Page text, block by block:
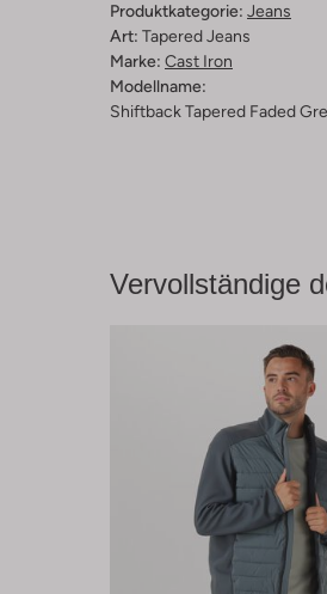
Produktkategorie: Jeans
Art: Tapered Jeans
Marke: Cast Iron
Modellname:
Shiftback Tapered Faded
Vervollständige